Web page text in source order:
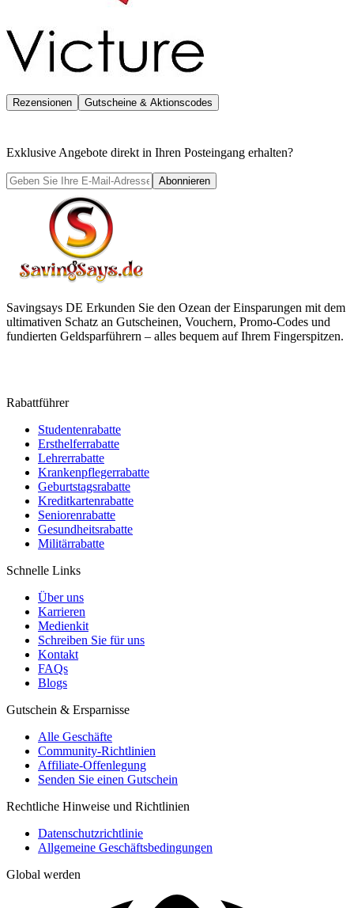
Rezensionen Gutscheine & Aktionscodes
Exklusive Angebote direkt in Ihren Posteingang erhalten?
Abonnieren
Savingsays DE Erkunden Sie den Ozean der Einsparungen mit dem
ultimativen Schatz an Gutscheinen, Vouchern, Promo-Codes und
fundierten Geldsparführern – alles bequem auf Ihrem Fingerspitzen.
Rabattführer
Studentenrabatte
Ersthelferrabatte
Lehrerrabatte
Krankenpflegerrabatte
Geburtstagsrabatte
Kreditkartenrabatte
Seniorenrabatte
Gesundheitsrabatte
Militärrabatte
Schnelle Links
Über uns
Karrieren
Medienkit
Schreiben Sie für uns
Kontakt
FAQs
Blogs
Gutschein & Ersparnisse
Alle Geschäfte
Community-Richtlinien
Affiliate-Offenlegung
Senden Sie einen Gutschein
Rechtliche Hinweise und Richtlinien
Datenschutzrichtlinie
Allgemeine Geschäftsbedingungen
Global werden